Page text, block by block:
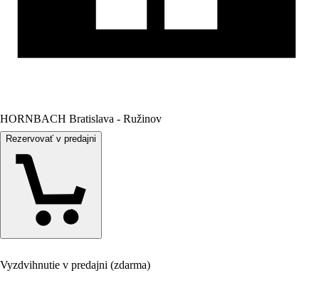
HORNBACH Bratislava - Ružinov
Rezervovať v predajni
Vyzdvihnutie v predajni (zdarma)